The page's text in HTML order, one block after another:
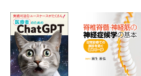
本』
開催案内
バックナンバー
投稿規定